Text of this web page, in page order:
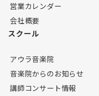
営業カレンダー
会社概要
スクール
アウラ音楽院
音楽院からのお知らせ
講師コンサート情報